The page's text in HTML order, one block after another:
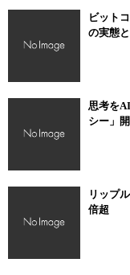
ビット
の実態
思考を
シー」
リップ
倍超